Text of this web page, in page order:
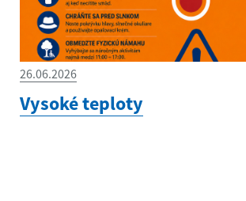
26.06.2026
Vysoké teploty